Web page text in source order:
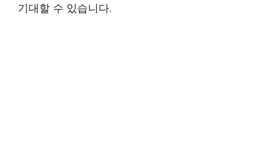
기대할 수 있습니다.